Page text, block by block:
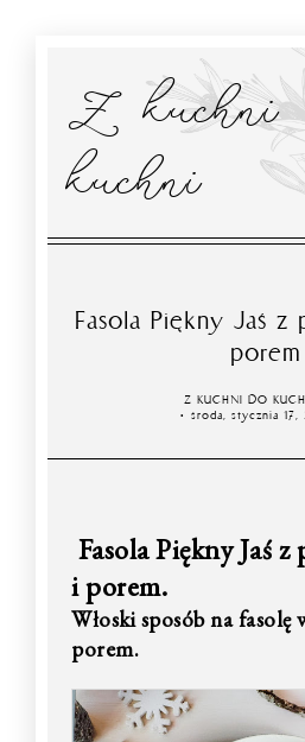
Z kuchni
kuchni
Fasola Piękny Jaś z
porem
Z KUCHNI DO
środa, stycznia
Fasola Piękny Jaś
i porem.
Włoski sposób na
porem.